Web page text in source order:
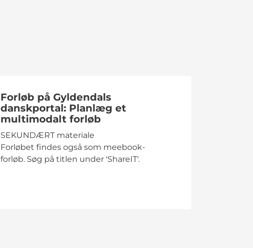
Forløb på Gyldendals
danskportal: Planlæg et
multimodalt forløb
SEKUNDÆRT materiale
Forløbet findes også som meebook-
forløb. Søg på titlen under 'ShareIT'.